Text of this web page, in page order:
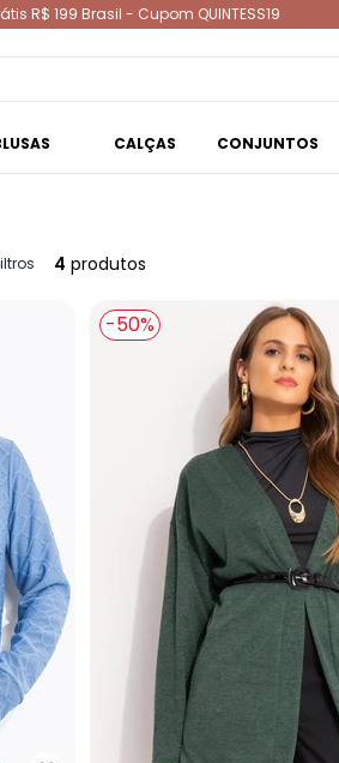
R$ 199 Brasil - Cupom QUINTESS19
CALÇAS CONJUNTOS
4 produtos
-50%